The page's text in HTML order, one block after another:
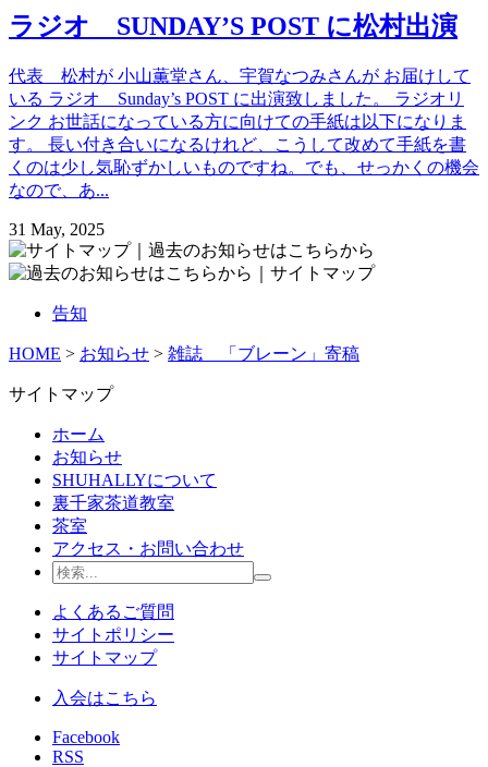
ラジオ SUNDAY’S POST に松村出演
代表 松村が 小山薫堂さん、宇賀なつみさんが お届けして
いる ラジオ Sunday’s POST に出演致しました。 ラジオリ
ンク お世話になっている方に向けての手紙は以下になりま
す。 長い付き合いになるけれど、こうして改めて手紙を書
くのは少し気恥ずかしいものですね。でも、せっかくの機会
なので、あ...
31 May, 2025
告知
HOME > お知らせ > 雑誌 「ブレーン」寄稿
サイトマップ
ホーム
お知らせ
SHUHALLYについて
裏千家茶道教室
茶室
アクセス・お問い合わせ
よくあるご質問
サイトポリシー
サイトマップ
入会はこちら
Facebook
RSS